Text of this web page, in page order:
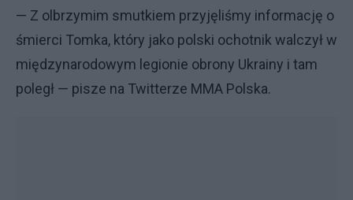
— Z olbrzymim smutkiem przyjęliśmy informację o
śmierci Tomka, który jako polski ochotnik walczył w
międzynarodowym legionie obrony Ukrainy i tam
poległ — pisze na Twitterze MMA Polska.